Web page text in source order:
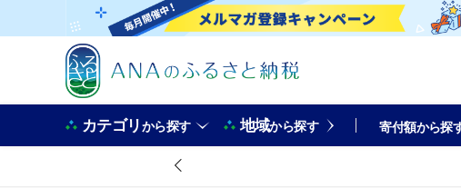
カテゴリから探す 地域から探す 寄付額から探